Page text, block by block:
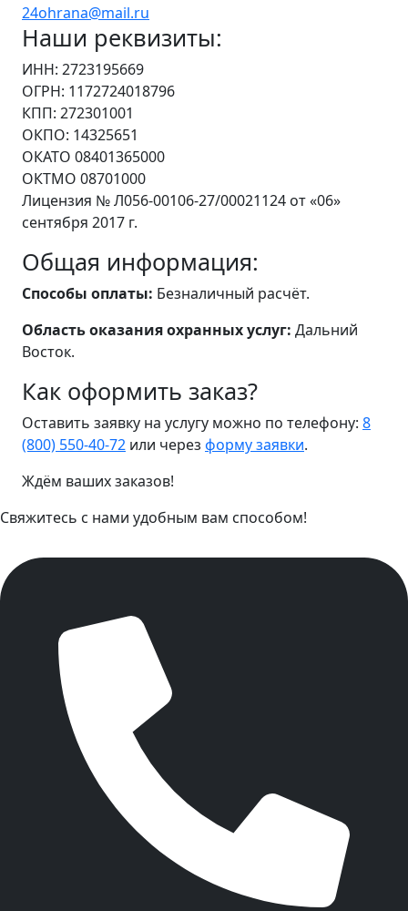
24ohrana@mail.ru
Наши реквизиты:
ИНН: 2723195669
ОГРН: 1172724018796
КПП: 272301001
ОКПО: 14325651
ОКАТО 08401365000
ОКТМО 08701000
Лицензия № Л056-00106-27/00021124 от «06»
сентября 2017 г.
Общая информация:
Способы оплаты: Безналичный расчёт.
Область оказания охранных услуг: Дальний
Восток.
Как оформить заказ?
Оставить заявку на услугу можно по телефону: 8
(800) 550-40-72 или через форму заявки.
Ждём ваших заказов!
Свяжитесь с нами удобным вам способом!